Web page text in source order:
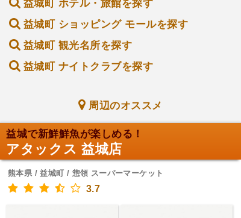
益城町 ホテル・旅館を探す
益城町 ショッピング モールを探す
益城町 観光名所を探す
益城町 ナイトクラブを探す
周辺のオススメ
益城で新鮮鮮魚が楽しめる！
アタックス 益城店
熊本県 / 益城町 / 惣領 スーパーマーケット
3.7